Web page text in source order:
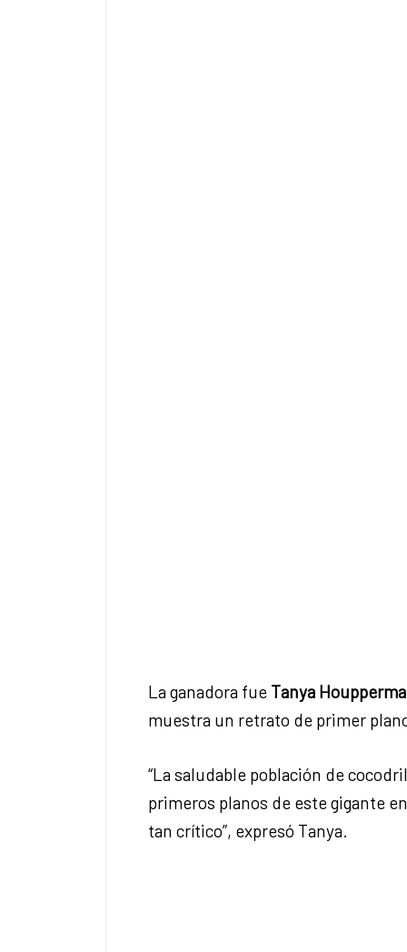
La ganadora fue Tanya
muestra un retrato de primer
“La saludable población de
primeros planos de este gigante
tan crítico”, expresó Tanya.